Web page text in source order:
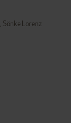
, Sönke Lorenz